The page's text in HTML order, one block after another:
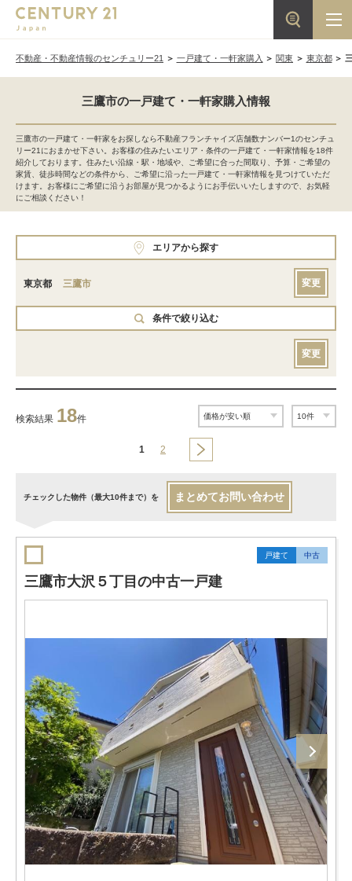
不動産・不動産情報のセンチュリー21 一戸建て・一軒家購入 関東 東京都
三鷹市の一戸建て・一軒家購入情報
三鷹市の一戸建て・一軒家をお探しなら不動産フランチャイズ店舗数ナンバー1のセンチュ
リー21におまかせ下さい。お客様の住みたいエリア・条件の一戸建て・一軒家情報を18件
紹介しております。住みたい沿線・駅・地域や、ご希望に合った間取り、予算・ご希望の
家賃、徒歩時間などの条件から、ご希望に沿った一戸建て・一軒家情報を見つけていただ
けます。お客様にご希望に沿うお部屋が見つかるようにお手伝いいたしますので、お気軽
にご相談ください！
エリアから探す
東京都 三鷹市 変更
条件で絞り込む
変更
検索結果 18件
1 2
チェックした物件（最大10件まで）を まとめてお問い合わせ
戸建て 中古
三鷹市大沢５丁目の中古一戸建